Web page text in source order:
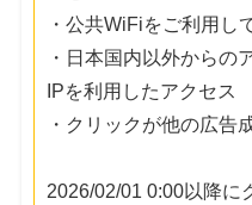
・公共WiFiをご利用し
・日本国内以外からの
IPを利用したアクセス
・クリックが他の広告
2026/02/01 0:00以降に